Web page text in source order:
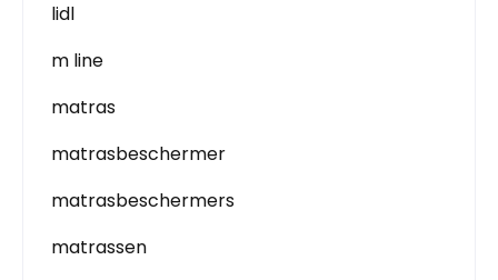
lidl
m line
matras
matrasbeschermer
matrasbeschermers
matrassen